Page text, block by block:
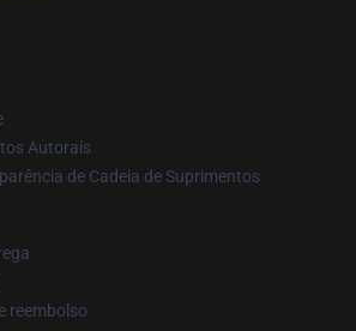
Autorais
de Cadeia de Suprimentos
reembolso